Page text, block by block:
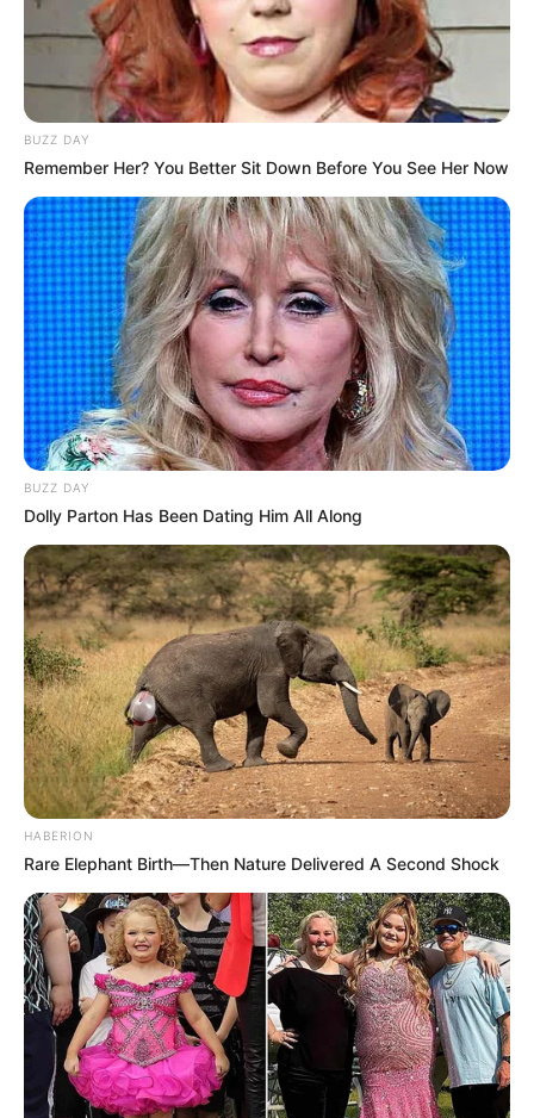
BUZZ DAY
Remember Her? You Better Sit Down Before You See Her Now
BUZZ DAY
Dolly Parton Has Been Dating Him All Along
HABERION
Rare Elephant Birth—Then Nature Delivered A Second Shock